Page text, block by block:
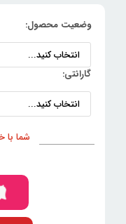
وضعیت محصول:
گارانتی: